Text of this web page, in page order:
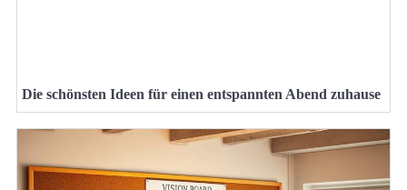
Die schönsten Ideen für einen entspannten Abend zuhause